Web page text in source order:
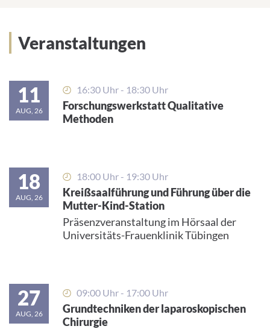
Veranstaltungen
11
AUG, 26
16:30 Uhr - 18:30 Uhr
Forschungswerkstatt Qualitative
Methoden
18
AUG, 26
18:00 Uhr - 19:30 Uhr
Kreißsaalführung und Führung über die
Mutter-Kind-Station
Präsenzveranstaltung im Hörsaal der
Universitäts-Frauenklinik Tübingen
27
AUG, 26
09:00 Uhr - 17:00 Uhr
Grundtechniken der laparoskopischen
Chirurgie